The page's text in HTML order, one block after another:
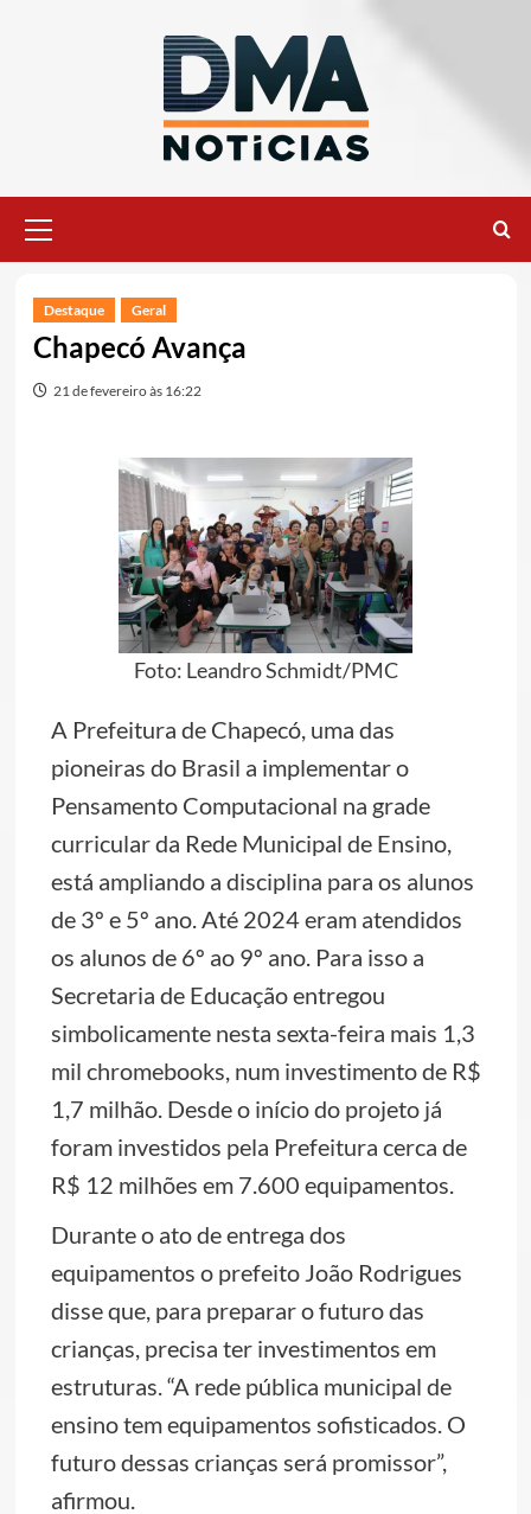
principal
Destaque Geral
Chapecó Avança
21 de fevereiro às 16:22
Foto: Leandro Schmidt/PMC
A Prefeitura de Chapecó, uma das
pioneiras do Brasil a implementar o
Pensamento Computacional na grade
curricular da Rede Municipal de Ensino,
está ampliando a disciplina para os alunos
de 3º e 5º ano. Até 2024 eram atendidos
os alunos de 6º ao 9º ano. Para isso a
Secretaria de Educação entregou
simbolicamente nesta sexta-feira mais 1,3
mil chromebooks, num investimento de R$
1,7 milhão. Desde o início do projeto já
foram investidos pela Prefeitura cerca de
R$ 12 milhões em 7.600 equipamentos.
Durante o ato de entrega dos
equipamentos o prefeito João Rodrigues
disse que, para preparar o futuro das
crianças, precisa ter investimentos em
estruturas. “A rede pública municipal de
ensino tem equipamentos sofisticados. O
futuro dessas crianças será promissor”,
afirmou.